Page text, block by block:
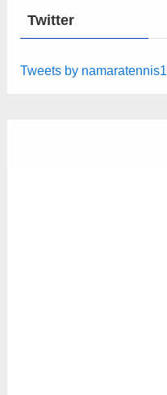
Twitter
Tweets by namaratennis1